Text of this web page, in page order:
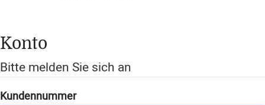
Konto
Bitte melden Sie sich an
Kundennummer